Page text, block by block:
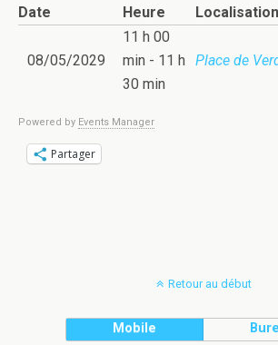
Date Heure Localisation
08/05/2029
11 h 00
min - 11 h
30 min
Place de
Powered by Events Manager
Partager
Retour au début
Mobile